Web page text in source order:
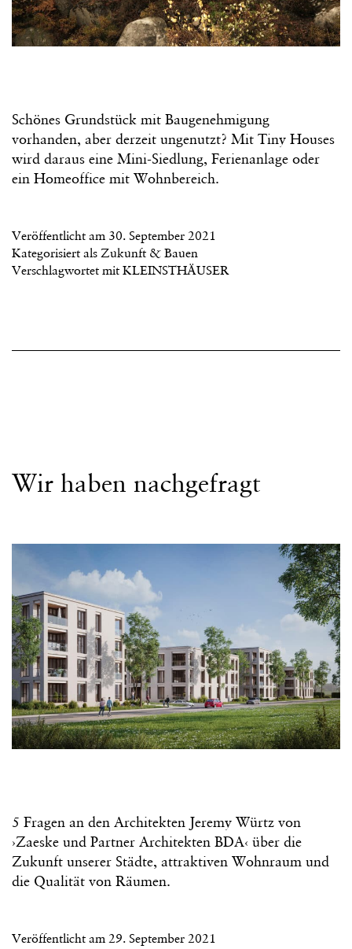
Schönes Grundstück mit Baugenehmigung
vorhanden, aber derzeit ungenutzt? Mit Tiny Houses
wird daraus eine Mini-Siedlung, Ferienanlage oder
ein Homeoffice mit Wohnbereich.
Veröffentlicht am 30. September 2021
Kategorisiert als Zukunft & Bauen
Verschlagwortet mit KLEINSTHÄUSER
Wir haben nachgefragt
5 Fragen an den Architekten Jeremy Würtz von
›Zaeske und Partner Architekten BDA‹ über die
Zukunft unserer Städte, attraktiven Wohnraum und
die Qualität von Räumen.
Veröffentlicht am 29. September 2021